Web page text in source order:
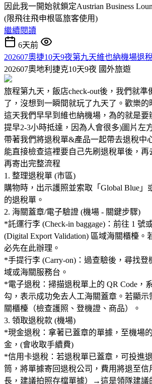
因此我一開始就鎖定Austrian Business
(限飛往飛申根區旅客使用)
繼續閱讀
6天前
202607奧捷10天9夜第九天維也納機場退
202607奧地利捷克10天9夜 國外旅遊
旅程第九天，飯店check-out後，我們就準
了，沒想到一瞬間就玩了九天了。歡樂
這天我們早早到維也納機場，為的就是要
提早2-3小時抵達，因為人會很多)圖片左
帶著我們將退稅單&產品一起帶去退稅中
能直接檢查這裡要自己先刷退稅單後，再
再寄出完整流程
1. 整理退稅單 (市區)
購物時，出示護照並索取「Global Blue」或
的退稅單。
2. 海關蓋章/電子驗證 (機場 - 關鍵步驟)
*託運行李 (Check-in baggage)：前往 1 號
(Digital Export Validation) 區域海關櫃檯
必先在此辦理。
*手提行李 (Carry-on)：過查驗後，尋找登
域或海關服務台。
*電子退稅：掃描退稅單上的 QR Code，
勾，表示成功免去人工海關蓋章。若顯示
關櫃檯（檢查護照、登機證、商品）。
3. 領取退稅款 (機場)
*現金退稅：拿著已蓋章的單據，至機場
金，(會收取手續費)
*信用卡退稅：若退稅單已蓋章，可投進
筒，將單據寄回退稅公司，費用將退至信
長，建議拍照存檔單據）→這是領隊建議